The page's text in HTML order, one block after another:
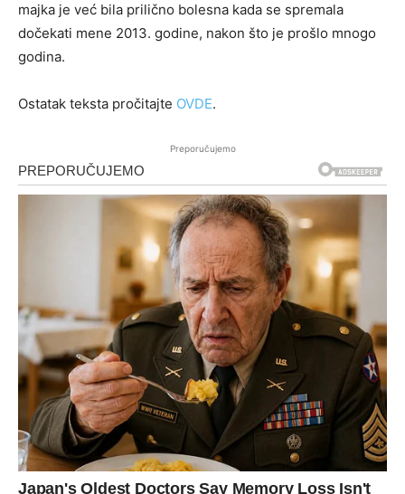
majka je već bila prilično bolesna kada se spremala
dočekati mene 2013. godine, nakon što je prošlo mnogo
godina.
Ostatak teksta pročitajte OVDE.
Preporučujemo